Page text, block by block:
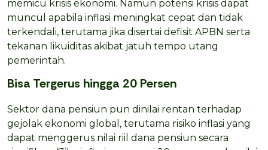
memicu krisis ekonomi. Namun potensi krisis dapat
muncul apabila inflasi meningkat cepat dan tidak
terkendali, terutama jika disertai defisit APBN serta
tekanan likuiditas akibat jatuh tempo utang
pemerintah.
Bisa Tergerus hingga 20 Persen
Sektor dana pensiun pun dinilai rentan terhadap
gejolak ekonomi global, terutama risiko inflasi yang
dapat menggerus nilai riil dana pensiun secara